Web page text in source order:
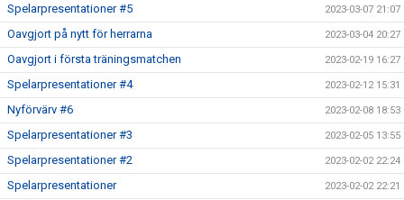
Spelarpresentationer #5 2023-03-07 21:07
Oavgjort på nytt för herrarna 2023-03-04 20:27
Oavgjort i första träningsmatchen 2023-02-19 16:27
Spelarpresentationer #4 2023-02-12 15:31
Nyförvärv #6 2023-02-08 18:53
Spelarpresentationer #3 2023-02-05 13:55
Spelarpresentationer #2 2023-02-02 22:24
Spelarpresentationer 2023-02-02 22:21